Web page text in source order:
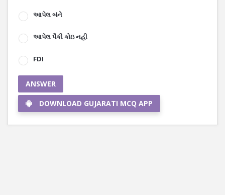
આપેલ બંને
આપેલ પૈકી કોઇ નહી
FDI
ANSWER
DOWNLOAD GUJARATI MCQ APP